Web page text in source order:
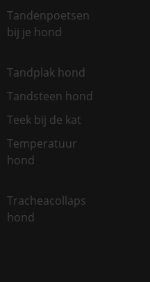
Tandenpoetsen
bij je hond
Tandplak hond
Tandsteen hond
Teek bij de kat
Temperatuur
hond
Tracheacollaps
hond